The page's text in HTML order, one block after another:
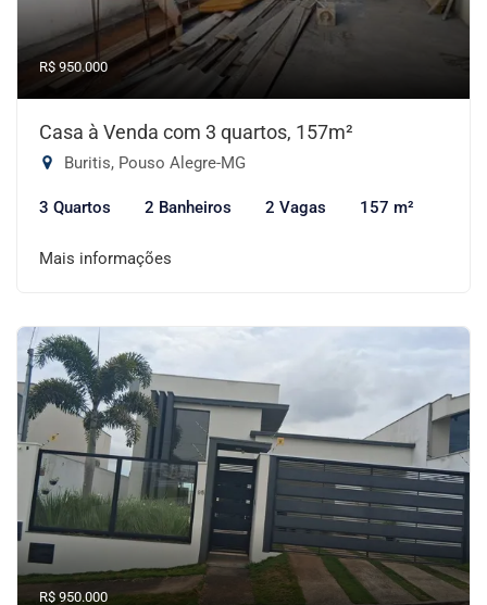
R$ 950.000
Casa à Venda com 3 quartos, 157m²
Buritis, Pouso Alegre-MG
3 Quartos 2 Banheiros 2 Vagas 157 m²
Mais informações
R$ 950.000